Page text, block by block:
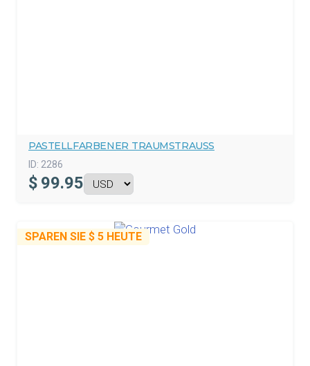
PASTELLFARBENER TRAUMSTRAUSS
ID: 2286
$ 99.95
SPAREN SIE $ 5 HEUTE